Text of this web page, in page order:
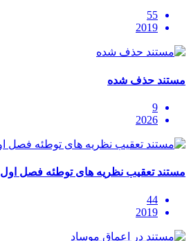
55
2019
مستند حذف شده
9
2026
مستند تعقیب نظریه های توطئه فصل اول
44
2019